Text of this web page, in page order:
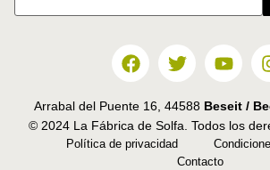
Arrabal del Puente 16, 44588 Beseit /
© 2024 La Fábrica de Solfa. Todos los
Política de privacidad
Contacto